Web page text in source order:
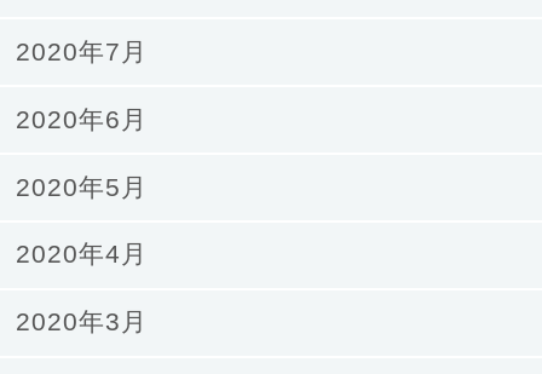
2020年7月
2020年6月
2020年5月
2020年4月
2020年3月